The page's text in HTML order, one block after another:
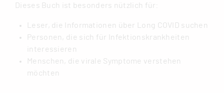
Dieses Buch ist besonders nützlich für:
Leser, die Informationen über Long COVID suchen
Personen, die sich für Infektionskrankheiten
interessieren
Menschen, die virale Symptome verstehen
möchten